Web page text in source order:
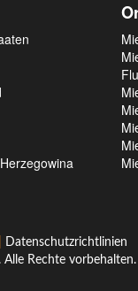
Datenschutzrichtlinien
. Alle Rechte vorbehalten.